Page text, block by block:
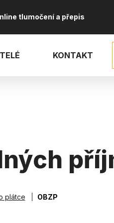
tlumočení a přepis
KONTAKT
plátce OBZP